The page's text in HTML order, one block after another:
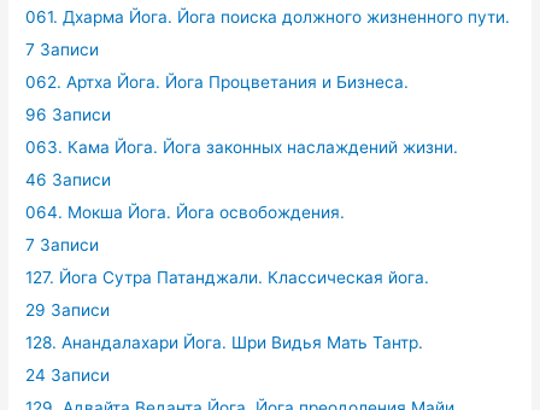
061. Дхарма Йога. Йога поиска должного жизненного пути.
7 Записи
062. Артха Йога. Йога Процветания и Бизнеса.
96 Записи
063. Кама Йога. Йога законных наслаждений жизни.
46 Записи
064. Мокша Йога. Йога освобождения.
7 Записи
127. Йога Сутра Патанджали. Классическая йога.
29 Записи
128. Анандалахари Йога. Шри Видья Мать Тантр.
24 Записи